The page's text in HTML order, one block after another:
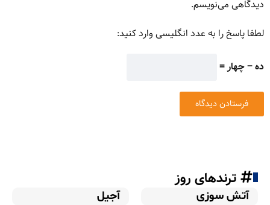
دیدگاهی می‌نویسم.
لطفا پاسخ را به عدد انگلیسی وارد کنید:
ده − چهار =
ترندهای روز
آتش سوزی
آجیل